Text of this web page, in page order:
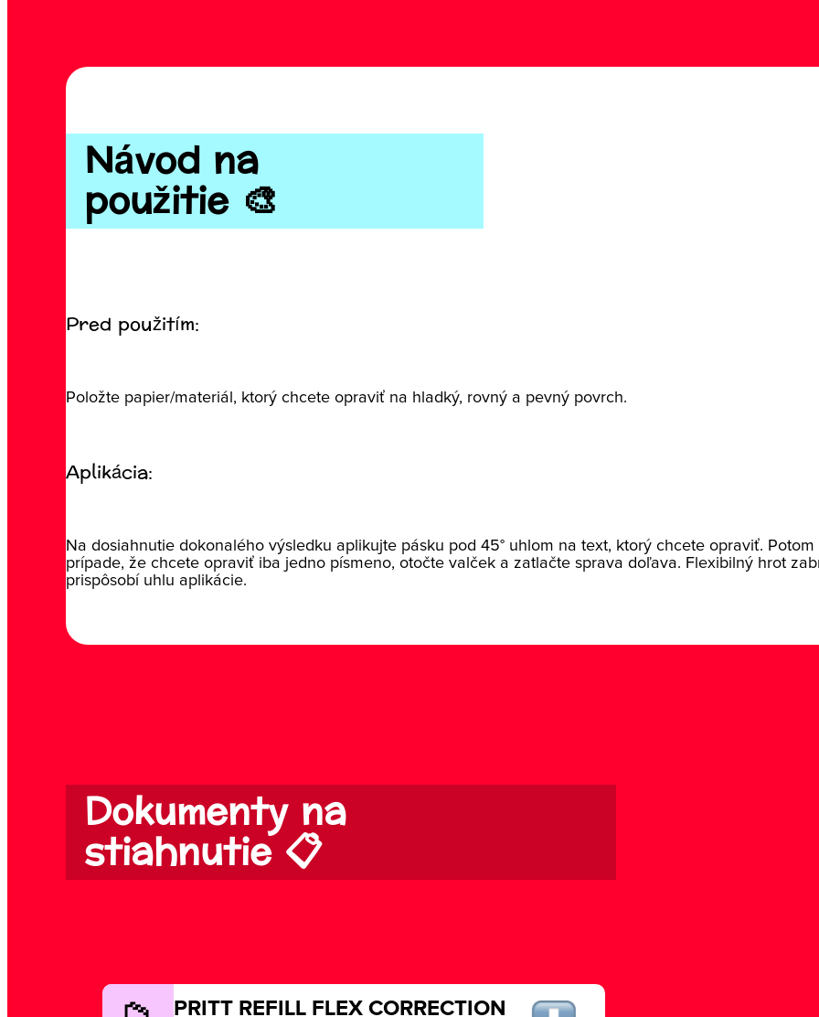
Návod na
použitie 🎨
Pred použitím:
Položte papier/materiál, ktorý chcete opraviť na hladký, rovný a pevný povrch.
Aplikácia:
Na dosiahnutie dokonalého výsledku aplikujte pásku pod 45° uhlom na text, ktorý chcete opraviť.
prípade, že chcete opraviť iba jedno písmeno, otočte valček a zatlačte sprava doľava. Flexibilný hrot
prispôsobí uhlu aplikácie.
Dokumenty na
stiahnutie 📋
PRITT REFILL FLEX CORRECTION